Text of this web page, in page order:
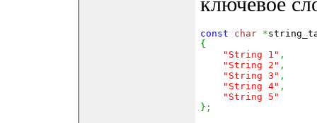
const char *
{
"String 1" ,
"String 2" ,
"String 3" ,
"String 4" ,
"String 5"
} ;